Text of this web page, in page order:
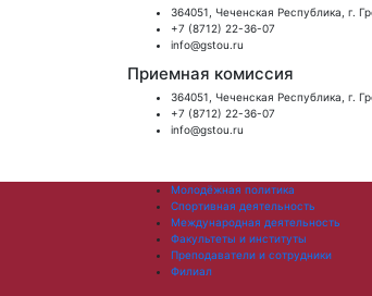
364051, Чеченская Республика, г.
+7 (8712) 22-36-07
info@gstou.ru
Приемная комиссия
364051, Чеченская Республика, г.
+7 (8712) 22-36-07
info@gstou.ru
Молодёжная политика
Спортивная деятельность
Международная деятельность
Факультеты и институты
Преподаватели и сотрудники
Филиал